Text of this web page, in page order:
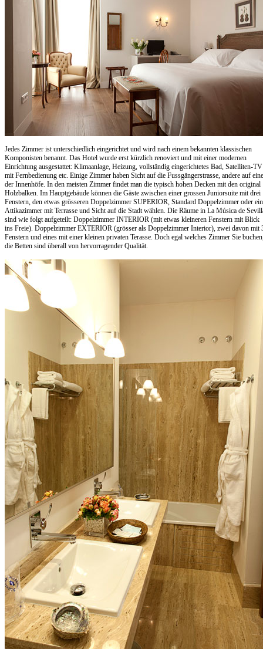
Jedes Zimmer ist unterschiedlich eingerichtet und wird nach einem bekannten klassischen
Komponisten benannt. Das Hotel wurde erst kürzlich renoviert und mit einer modernen
Einrichtung ausgestattet: Klimaanlage, Heizung, vollständig eingerichtetes Bad, Satelliten-TV
mit Fernbedienung etc. Einige Zimmer haben Sicht auf die Fussgängerstrasse, andere auf
der Innenhöfe. In den meisten Zimmer findet man die typisch hohen Decken mit den original
Holzbalken. Im Hauptgebäude können die Gäste zwischen einer grossen Juniorsuite mit drei
Fenstern, den etwas grösseren Doppelzimmer SUPERIOR, Standard Doppelzimmer oder ein
Attikazimmer mit Terrasse und Sicht auf die Stadt wählen. Die Räume in La Música de
sind wie folgt aufgeteilt: Doppelzimmer INTERIOR (mit etwas kleineren Fenstern mit Blick
ins Freie). Doppelzimmer EXTERIOR (grösser als Doppelzimmer Interior), zwei davon mit
Fenstern und eines mit einer kleinen privaten Terasse. Doch egal welches Zimmer Sie
die Betten sind überall von hervorragender Qualität.